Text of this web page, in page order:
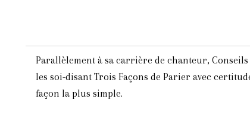
Parallèlement à sa carrière de chanteur, Conseils
les soi-disant Trois Façons de Parier avec
façon la plus simple.